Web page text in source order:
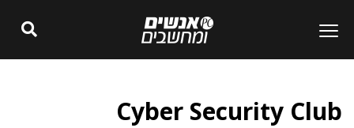
Cyber Security Club